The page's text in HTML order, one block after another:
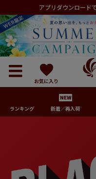
アプリダウンロード
お気に入り
ランキング 新着／再入荷